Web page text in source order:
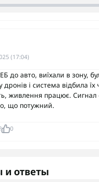
(17:04)
до авто, виїхали в зону,
дронів і система відбила їх
живлення працює. Сигнал
що потужний.
0
и ответы